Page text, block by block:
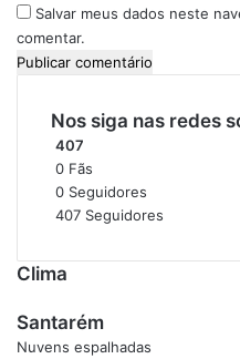
Salvar meus dados neste
comentar.
Nos siga nas redes
407
0 Fãs
0 Seguidores
407 Seguidores
Clima
Santarém
Nuvens espalhadas